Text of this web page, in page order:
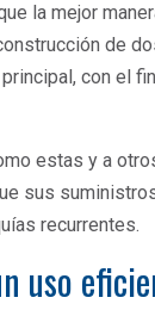
la mejor
de
con el
estas y a
sus
recurrentes.
uso